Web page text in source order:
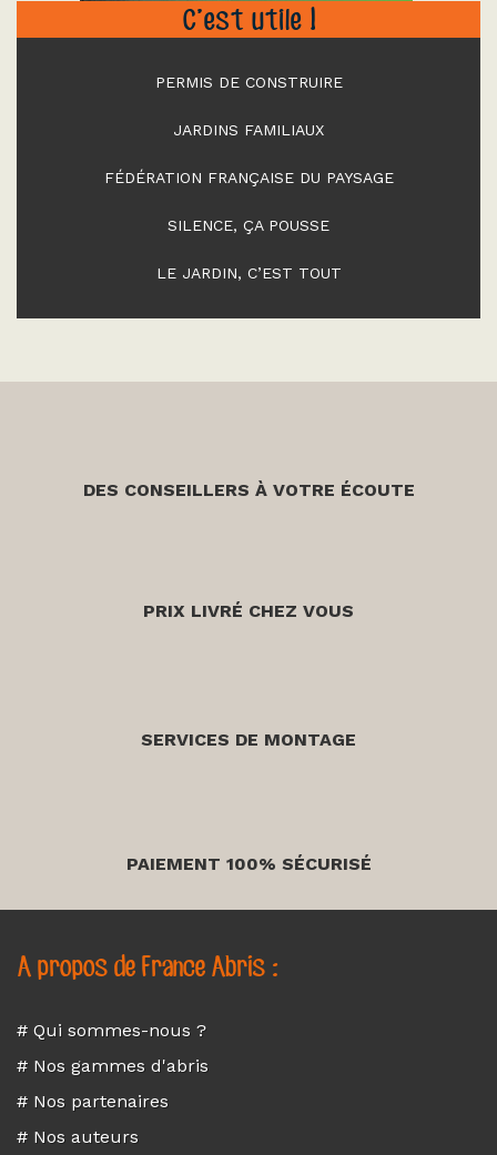
C’est utile !
PERMIS DE CONSTRUIRE
JARDINS FAMILIAUX
FÉDÉRATION FRANÇAISE DU PAYSAGE
SILENCE, ÇA POUSSE
LE JARDIN, C’EST TOUT
DES CONSEILLERS À VOTRE ÉCOUTE
PRIX LIVRÉ CHEZ VOUS
SERVICES DE MONTAGE
PAIEMENT 100% SÉCURISÉ
A propos de France Abris :
# Qui sommes-nous ?
# Nos gammes d'abris
# Nos partenaires
# Nos auteurs